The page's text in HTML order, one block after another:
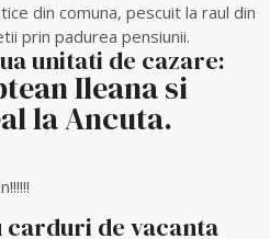
din comuna, pescuit la raul din
prin padurea pensiunii.
unitati de cazare:
Ileana si
la Ancuta.
carduri de vacanta